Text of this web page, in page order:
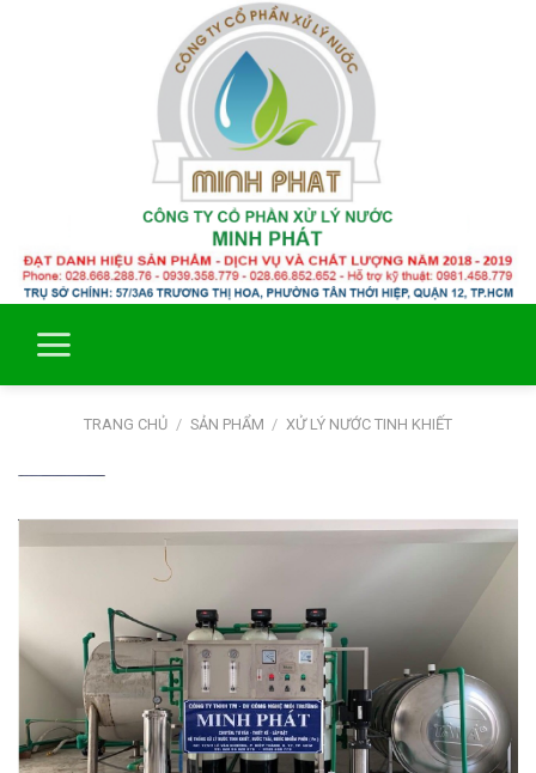
TRANG CHỦ / SẢN PHẨM / XỬ LÝ NƯỚC TINH KHIẾT